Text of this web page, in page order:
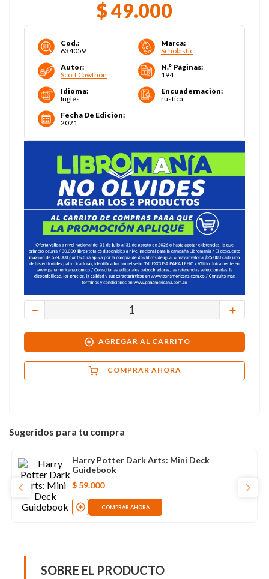
$49.000
Cod.:
634059
Marca:
Scholastic
Autor:
Scott Cawthon
N.° Páginas:
194
Idioma:
Inglés
Encuadernación:
rústica
Fecha De Edición:
2021
＋
－
AGREGAR AL CARRITO
COMPRAR AHORA
Sugeridos para tu compra
Harry Potter Dark Arts: Mini Deck
Guidebook
$ 59.000
COMPRAR AHORA
SOBRE EL PRODUCTO